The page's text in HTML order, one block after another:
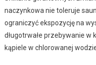
naczynkowa nie toleruje
ograniczyć ekspozycję na
długotrwałe przebywanie
kąpiele w chlorowanej